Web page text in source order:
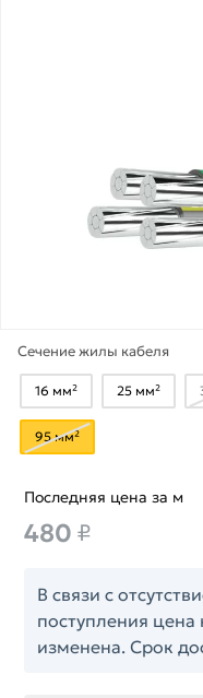
Сечение жилы кабеля
16 мм² 25 мм²
95 мм²
Последняя цена за м
480 ₽
В связи с
поступления
изменена. Срок